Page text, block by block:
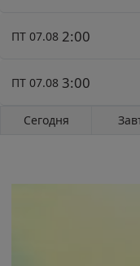
ПТ 07.08 2:00
ПТ 07.08 3:00
Сегодня